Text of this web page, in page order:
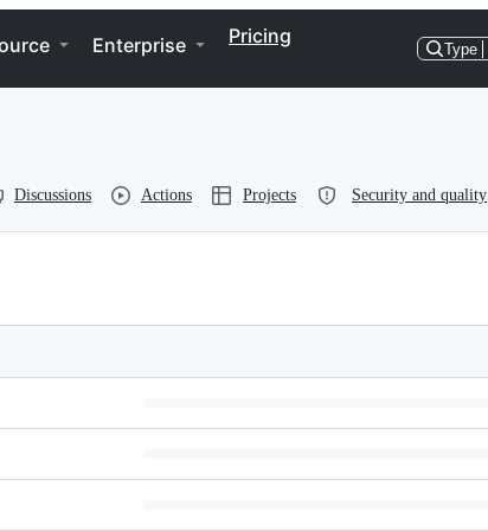
Enterprise Pricing
Type
Discussions Actions Projects Security and quality